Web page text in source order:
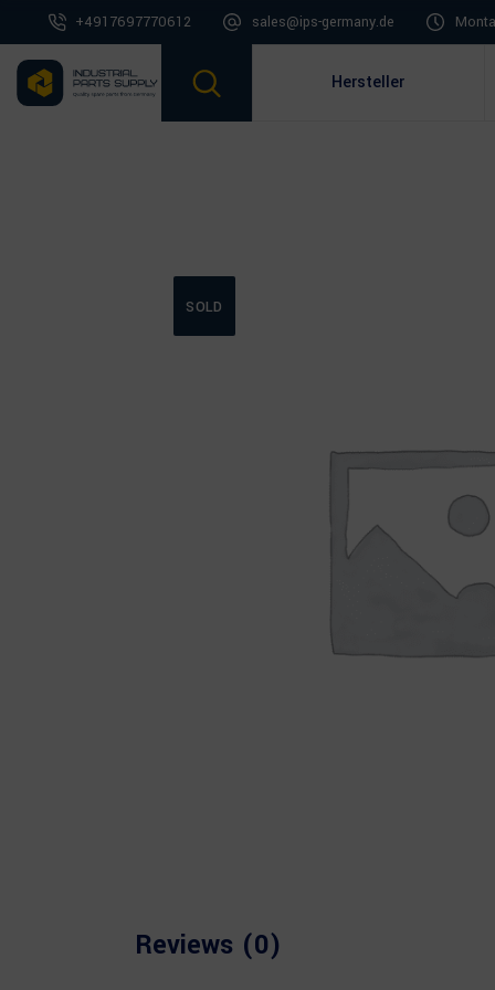
+4917697770612 sales@ips-germany.de
Hersteller
SOLD
Reviews (0)